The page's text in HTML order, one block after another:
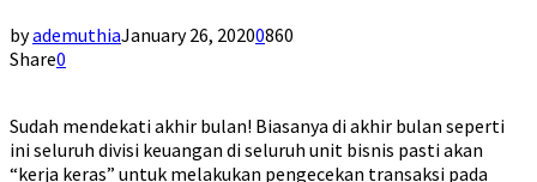
byademuthiaJanuary 26, 20200860
Share0
Sudah mendekati akhir bulan! Biasanya di akhir bulan seperti
ini seluruh divisi keuangan di seluruh unit bisnis pasti akan
“kerja keras” untuk melakukan pengecekan transaksi pada